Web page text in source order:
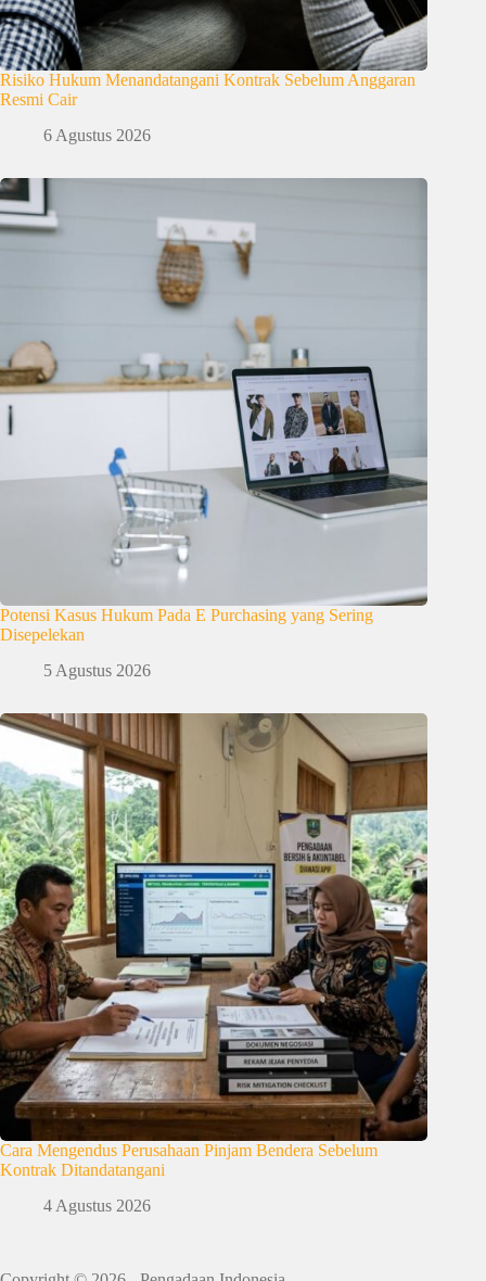
Risiko Hukum Menandatangani Kontrak Sebelum Anggaran
Resmi Cair
6 Agustus 2026
Potensi Kasus Hukum Pada E Purchasing yang Sering
Disepelekan
5 Agustus 2026
Cara Mengendus Perusahaan Pinjam Bendera Sebelum
Kontrak Ditandatangani
4 Agustus 2026